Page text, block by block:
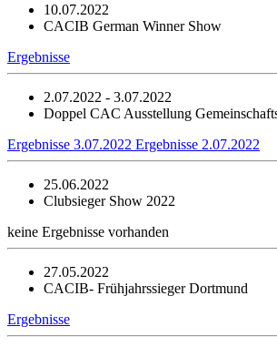
10.07.2022
CACIB German Winner Show
Ergebnisse
2.07.2022 - 3.07.2022
Doppel CAC Ausstellung
Ergebnisse 3.07.2022 Ergebnisse 2.07.2022
25.06.2022
Clubsieger Show 2022
keine Ergebnisse vorhanden
27.05.2022
CACIB- Frühjahrssieger Dortmund
Ergebnisse